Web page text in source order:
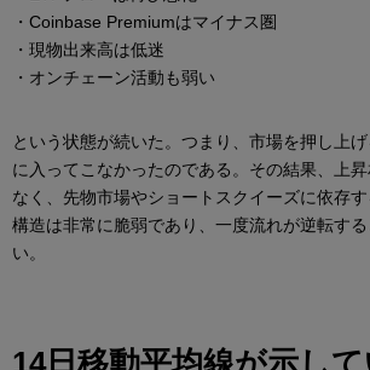
・Coinbase Premiumはマイナス圏
・現物出来高は低迷
・オンチェーン活動も弱い
という状態が続いた。つまり、市場を押し上
に入ってこなかったのである。その結果、上
なく、先物市場やショートスクイーズに依存
構造は非常に脆弱であり、一度流れが逆転す
い。